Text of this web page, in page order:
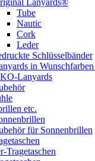
Tube
Nautic
Cork
Leder
Schlüsselbänder
in
Lanyards
etc.
für Sonnenbrillen
Tragetaschen